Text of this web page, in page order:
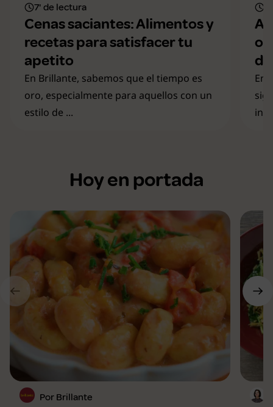
7' de lectura
Cenas saciantes: Alimentos y
recetas para satisfacer tu
apetito
En Brillante, sabemos que el tiempo es
oro, especialmente para aquellos con un
estilo de ...
En
Hoy en portada
Por Brillante